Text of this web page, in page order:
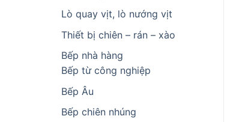
Lò quay vịt, lò nướng vịt
Thiết bị chiên – rán – xào
Bếp nhà hàng
Bếp từ công nghiệp
Bếp Âu
Bếp chiên nhúng